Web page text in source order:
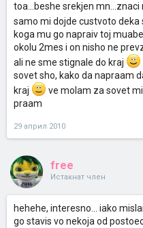
toa...beshe srekjen
samo mi dojde custvoto
koga mu go napraiv toj
okolu 2mes i on nisho ne
ali ne sme stignale do kraj
sovet sho, kako da napraam
kraj
ve molam za sovet
praam
29 април 2010
free
Истакнат член
hehehe, interesno... iako
go stavis vo nekoja od